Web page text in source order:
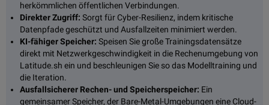
herkömmlichen öffentlichen Verbindungen.
Direkter Zugriff: Sorgt für Cyber-Resilienz, indem kritische
Datenpfade geschützt und Ausfallzeiten minimiert werden.
KI-fähiger Speicher: Speisen Sie große Trainingsdatensätze
direkt mit Netzwerkgeschwindigkeit in die Rechenumgebung von
Latitude.sh ein und beschleunigen Sie so das Modelltraining und
die Iteration.
Ausfallsicherer Rechen- und Speicherspeicher: Ein
gemeinsamer Speicher, der Bare-Metal-Umgebungen eine Cloud-